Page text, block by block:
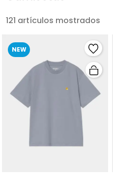
121 artículos mostrados
NEW